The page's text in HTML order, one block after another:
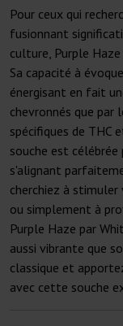
Pour ceux qui
fusionnant
culture, Purple
Sa capacité à
énergisant en fait
chevronnés que par
spécifiques de THC
souche est
s'alignant
cherchiez à
ou simplement à
Purple Haze par
aussi vibrante que
classique et
avec cette souche